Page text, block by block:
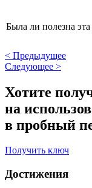
Была ли полезна
< Предыдущее
Следующее >
Хотите
на
в пробный
Получить ключ
Достижения